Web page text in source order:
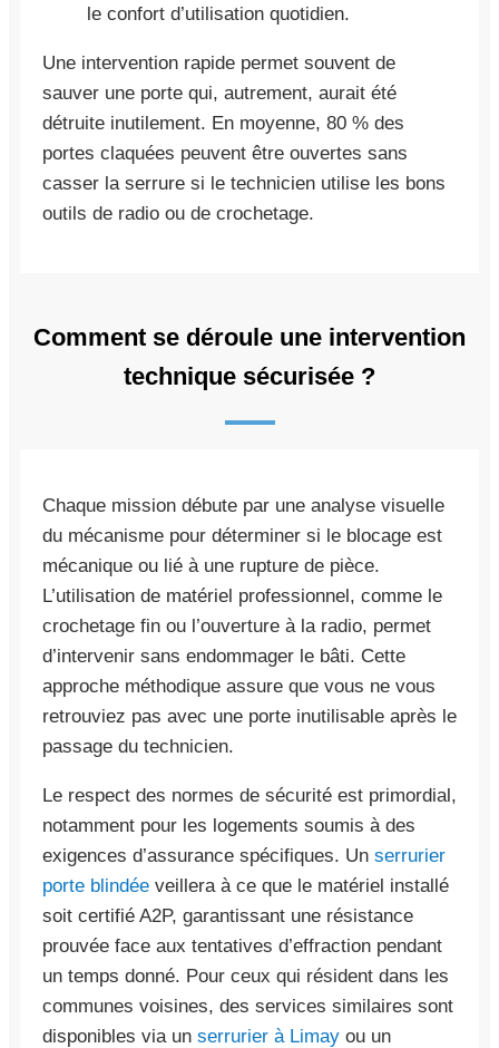
le confort d’utilisation quotidien.
Une intervention rapide permet souvent de
sauver une porte qui, autrement, aurait été
détruite inutilement. En moyenne, 80 % des
portes claquées peuvent être ouvertes sans
casser la serrure si le technicien utilise les bons
outils de radio ou de crochetage.
Comment se déroule une intervention
technique sécurisée ?
Chaque mission débute par une analyse visuelle
du mécanisme pour déterminer si le blocage est
mécanique ou lié à une rupture de pièce.
L’utilisation de matériel professionnel, comme le
crochetage fin ou l’ouverture à la radio, permet
d’intervenir sans endommager le bâti. Cette
approche méthodique assure que vous ne vous
retrouviez pas avec une porte inutilisable après le
passage du technicien.
Le respect des normes de sécurité est primordial,
notamment pour les logements soumis à des
exigences d’assurance spécifiques. Un serrurier
porte blindée veillera à ce que le matériel installé
soit certifié A2P, garantissant une résistance
prouvée face aux tentatives d’effraction pendant
un temps donné. Pour ceux qui résident dans les
communes voisines, des services similaires sont
disponibles via un serrurier à Limay ou un